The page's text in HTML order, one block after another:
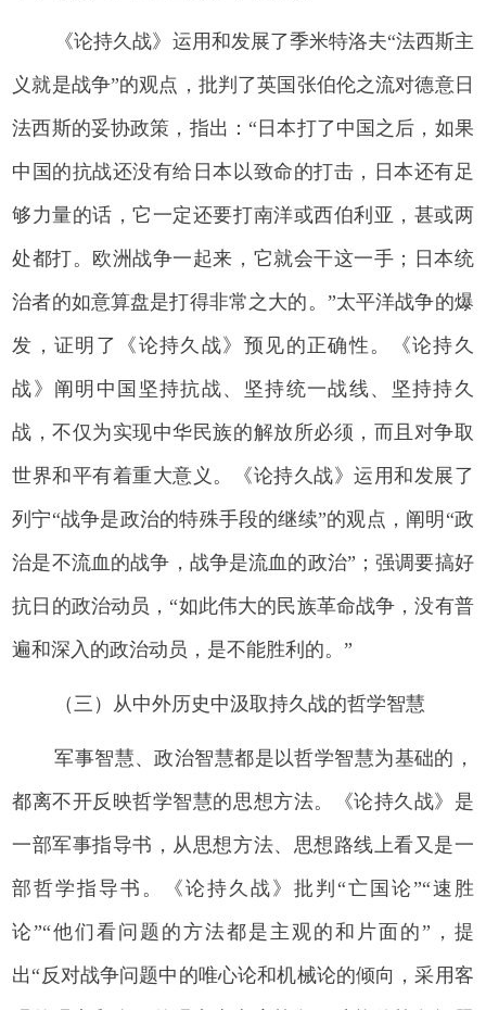
《论持久战》运用和发展了季米特洛夫“法西斯主
义就是战争”的观点，批判了英国张伯伦之流对德意日
法西斯的妥协政策，指出：“日本打了中国之后，如果
中国的抗战还没有给日本以致命的打击，日本还有足
够力量的话，它一定还要打南洋或西伯利亚，甚或两
处都打。欧洲战争一起来，它就会干这一手；日本统
治者的如意算盘是打得非常之大的。”太平洋战争的爆
发，证明了《论持久战》预见的正确性。《论持久
战》阐明中国坚持抗战、坚持统一战线、坚持持久
战，不仅为实现中华民族的解放所必须，而且对争取
世界和平有着重大意义。《论持久战》运用和发展了
列宁“战争是政治的特殊手段的继续”的观点，阐明“政
治是不流血的战争，战争是流血的政治”；强调要搞好
抗日的政治动员，“如此伟大的民族革命战争，没有普
遍和深入的政治动员，是不能胜利的。”
（三）从中外历史中汲取持久战的哲学智慧
军事智慧、政治智慧都是以哲学智慧为基础的，
都离不开反映哲学智慧的思想方法。《论持久战》是
一部军事指导书，从思想方法、思想路线上看又是一
部哲学指导书。《论持久战》批判“亡国论”“速胜
论”“他们看问题的方法都是主观的和片面的”，提
出“反对战争问题中的唯心论和机械论的倾向，采用客